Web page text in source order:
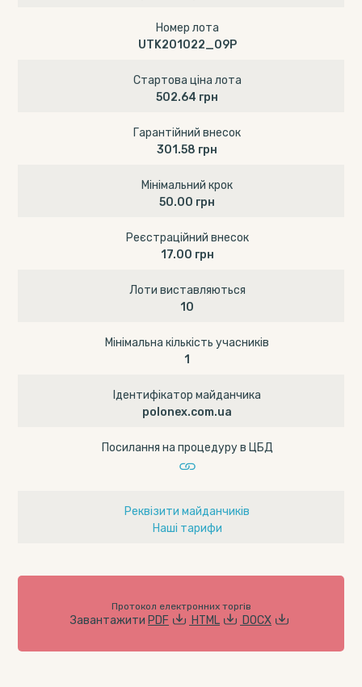
Номер лота
UTK201022_09P
Стартова ціна лота
502.64 грн
Гарантійний внесок
301.58 грн
Мінімальний крок
50.00 грн
Реєстраційний внесок
17.00 грн
Лоти виставляються
10
Мінімальна кількість учасників
1
Ідентифікатор майданчика
polonex.com.ua
Посилання на процедуру в ЦБД
Реквізити майданчиків
Наші тарифи
Протокол електронних торгів
Завантажити PDF HTML DOCX